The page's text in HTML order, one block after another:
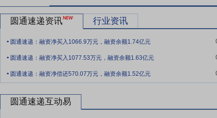
联合中标香港机场高端物流中心项目
2018年6月6日公告,公
理联合体(由菜鸟沈阳、顺汇发展、香港翠柏按照51%、35%及14%的
土地面积共52,543平方米,拟规划建设多层的现代化空运物流中心,预
公司,由合资公司通过自筹资金并按照香港机管局招标要求建设、运营
圆通速递资讯 行业资讯
. 圆通速递：融资净买入1066.9万元，融资余额1.74亿元
. 圆通速递：融资净买入1077.53万元，融资余额1.63亿元
. 圆通速递：融资净偿还570.07万元，融资余额1.52亿元
圆通速递互动易